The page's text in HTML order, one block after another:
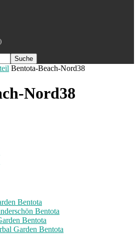
Bentota-Beach-Nord38
Nord38
Bentota
Bentota
Bentota
Garden Bentota